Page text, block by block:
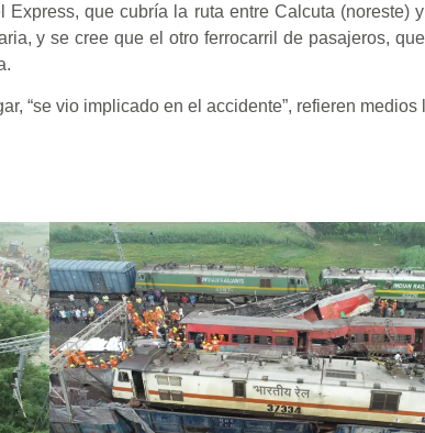
que cubría la ruta entre Calcuta (noreste)
y se cree que el otro ferrocarril de pasajeros,
“se vio implicado en el accidente”, refieren medios